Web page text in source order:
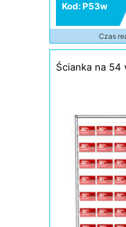
Kod: P53w
Czas
Ścianka na 54